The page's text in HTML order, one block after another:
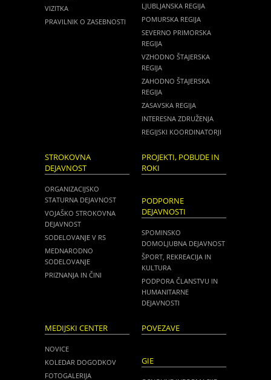
VIZITKA
PRAVILNIK O ZASEBNOSTI
LJUBLJANSKA REGIJA
POMURSKA REGIJA
SEVERNO PRIMORSKA
REGIJA
VZHODNO ŠTAJERSKA
REGIJA
ZAHODNO ŠTAJERSKA
REGIJA
ZASAVSKA REGIJA
INTERESNA ZDRUŽENJA
REGIJSKI KOORDINATORJI
STROKOVNA
DEJAVNOST
ORGANIZACIJSKO
STATURNA DEJAVNOST
VOJAŠKO STROKOVNA
DEJAVNOST
SODELOVANJE V RS
MEDNARODNO
SODELOVANJE
PRIZNANJA IN ČINI
PROJEKTI, POBUDE IN
ROKI
PODPORNE
DEJAVNOSTI
SPOMINSKO
DOMOLJUBNA DEJAVNOST
ŠPORT, REKREACIJA IN
KULTURA
PODPORA ČLANSTVU IN
HUMANITARNE
DEJAVNOSTI
MEDIJSKI CENTER
NOVICE
KOLEDAR DOGODKOV
FOTOGALERIJA
POVEZAVE
GIE